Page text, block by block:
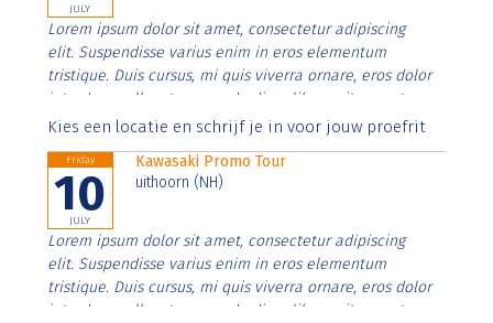
JULY
Lorem ipsum dolor sit amet, consectetur adipiscing
elit. Suspendisse varius enim in eros elementum
tristique. Duis cursus, mi quis viverra ornare, eros dolor
interdum nulla, ut commodo diam libero vitae erat.
Aenean faucibus nibh et justo cursus id rutrum lorem
Kies een locatie en schrijf je in voor jouw proefrit
Friday
10
JULY
Kawasaki Promo Tour
uithoorn (NH)
Lorem ipsum dolor sit amet, consectetur adipiscing
elit. Suspendisse varius enim in eros elementum
tristique. Duis cursus, mi quis viverra ornare, eros dolor
interdum nulla, ut commodo diam libero vitae erat.